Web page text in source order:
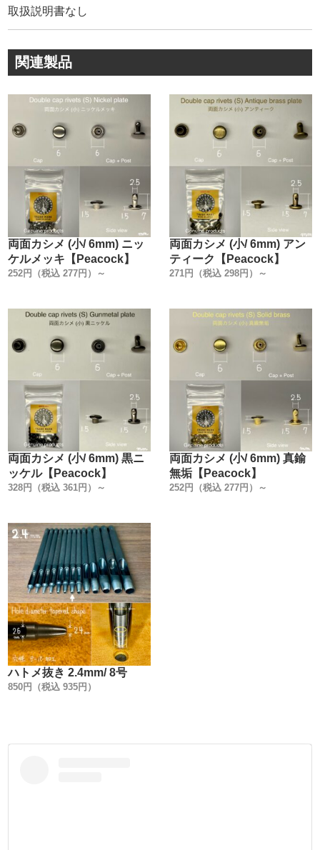
外径が同じサイズだから、どこのメーカーを使っても同じ
というわけではありません。
カシメ金具は、製造しているメーカーの金型によって、わ
ずかに形状やRが異なります。
加工)など、各メーカーによって様々です。
金具の規格に合わない工具を使うと、もちろん金具が変形
します。
金具を止める作業において【金具メーカーの規格に合わせ
て作った工具】を使う事が必須なんです。
ネット通販等で販売されている打駒は、安価な物から高価
な物まで様々です。
共通しているのは『どこの金具メーカーに合わせて作った
工具なのか』の記載が無い事です。
金具が主体の工具なのに、使う金具にこだわりが無いんで
弊社は、金具も工具も【Peacock純正品】です。
今回製造にあたり、世の中で販売されている打駒を、1から
見直しました。
『何が良くて何が悪いのか』を私達レザークラフト専門工
場の視点から考えて作りました。
こだわったのは【7つのポイント】です。
1. 金具を図面に数値化して工具を作る事。
2. 工具の部材全てに焼入れをする事。
3. 大まかな寸法公差を無くし、国産ハンドプレス機の規格
に合わせて統一する事。
5. メッキ加工を施す事。
6. 打駒と金具(Cap + Post)の関係性を明確にする事。
7. 専用手打ち棒で、上駒だけで止められる様にする事。
【特徴】
1.【金具を図面に数値化して工具を作る !】
製造にあたり、一番最初に取り掛かった事は『金具の数値
化』です。
取扱説明書なし
関連製品
両面カシメ (小/ 6mm) ニッ
ケルメッキ【Peacock】
252円（税込 277円）～
両面カシメ (小/ 6mm) アン
ティーク【Peacock】
271円（税込 298円）～
両面カシメ (小/ 6mm) 黒ニ
ッケル【Peacock】
328円（税込 361円）～
両面カシメ (小/ 6mm) 真鍮
無垢【Peacock】
252円（税込 277円）～
ハトメ抜き 2.4mm/ 8号
850円（税込 935円）